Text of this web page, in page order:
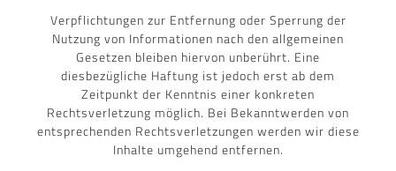
Verpflichtungen zur Entfernung oder Sperrung der
Nutzung von Informationen nach den allgemeinen
Gesetzen bleiben hiervon unberührt. Eine
diesbezügliche Haftung ist jedoch erst ab dem
Zeitpunkt der Kenntnis einer konkreten
Rechtsverletzung möglich. Bei Bekanntwerden von
entsprechenden Rechtsverletzungen werden wir diese
Inhalte umgehend entfernen.